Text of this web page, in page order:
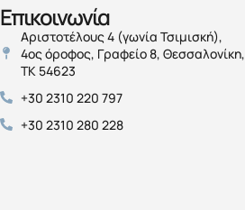
Επικοινωνία
Αριστοτέλους 4 (γωνία Τσιμισκή),
4ος όροφος, Γραφείο 8, Θεσσαλονίκη,
ΤΚ 54623
+30 2310 220 797
+30 2310 280 228